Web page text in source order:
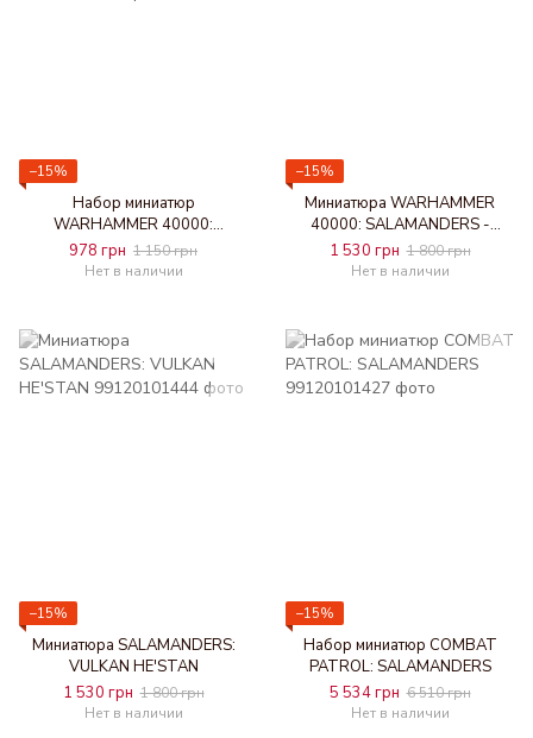
−15%
Набор миниатюр
WARHAMMER 40000:
SALAMANDERS - PRIMARIS
UPGRADES/TRANSFRS
978 грн 1 150 грн
Нет в наличии
−15%
Миниатюра WARHAMMER
40000: SALAMANDERS -
ADRAX AGATONE
1 530 грн 1 800 грн
Нет в наличии
−15%
Миниатюра SALAMANDERS:
VULKAN HE'STAN
1 530 грн 1 800 грн
Нет в наличии
−15%
Набор миниатюр COMBAT
PATROL: SALAMANDERS
5 534 грн 6 510 грн
Нет в наличии